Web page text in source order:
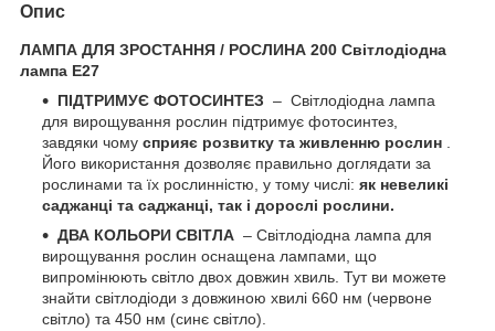
Опис
ЛАМПА ДЛЯ ЗРОСТАННЯ / РОСЛИНА 200 Світлодіодна
лампа E27
ПІДТРИМУЄ ФОТОСИНТЕЗ – Світлодіодна лампа
для вирощування рослин підтримує фотосинтез,
завдяки чому сприяє розвитку та живленню рослин
Його використання дозволяє правильно доглядати за
рослинами та їх рослинністю, у тому числі: як невеликі
саджанці та саджанці, так і дорослі рослини.
ДВА КОЛЬОРИ СВІТЛА – Світлодіодна лампа для
вирощування рослин оснащена лампами, що
випромінюють світло двох довжин хвиль. Тут ви можете
знайти світлодіоди з довжиною хвилі 660 нм (червоне
світло) та 450 нм (синє світло).